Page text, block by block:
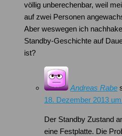
völlig unberechenbar, weil
auf zwei Personen
Aber weswegen ich
Standby-Geschichte auf
ist?
Andreas Rabe
18. Dezember 2013
Der Standby Zustand
eine Festplatte. Die